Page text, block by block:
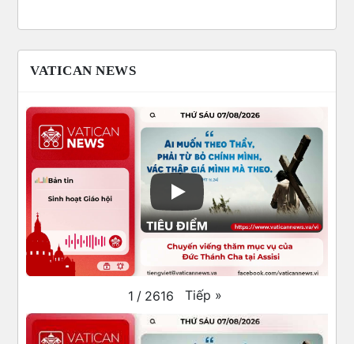
VATICAN NEWS
1 / 2616 Tiếp »